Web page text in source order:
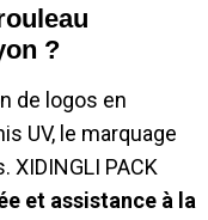
?
de logos en
UV, le marquage
PACK
et assistance à la